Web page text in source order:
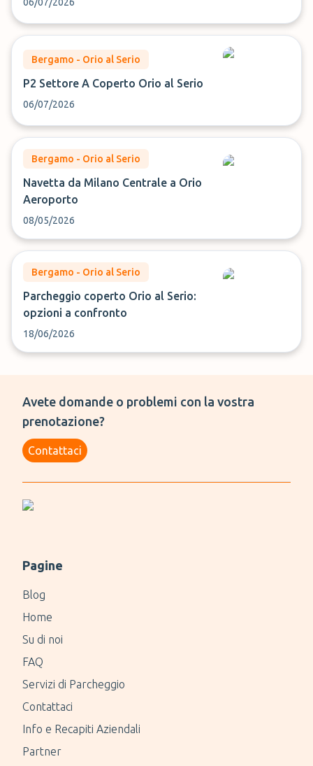
Bergamo - Orio al Serio
P2 Settore A Coperto Orio al Serio
06/07/2026
Bergamo - Orio al Serio
Navetta da Milano Centrale a Orio
Aeroporto
08/05/2026
Bergamo - Orio al Serio
Parcheggio coperto Orio al Serio:
opzioni a confronto
18/06/2026
Avete domande o problemi con la vostra
prenotazione?
Contattaci
Pagine
Blog
Home
Su di noi
FAQ
Servizi di Parcheggio
Contattaci
Info e Recapiti Aziendali
Partner